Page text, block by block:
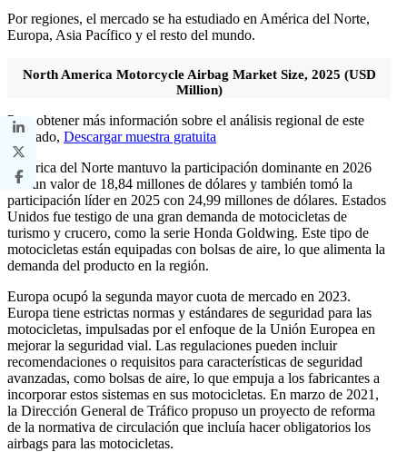
Por regiones, el mercado se ha estudiado en América del Norte,
Europa, Asia Pacífico y el resto del mundo.
North America Motorcycle Airbag Market Size, 2025 (USD
Million)
Para obtener más información sobre el análisis regional de este
mercado, Descargar muestra gratuita
América del Norte mantuvo la participación dominante en 2026
con un valor de 18,84 millones de dólares y también tomó la
participación líder en 2025 con 24,99 millones de dólares. Estados
Unidos fue testigo de una gran demanda de motocicletas de
turismo y crucero, como la serie Honda Goldwing. Este tipo de
motocicletas están equipadas con bolsas de aire, lo que alimenta la
demanda del producto en la región.
Europa ocupó la segunda mayor cuota de mercado en 2023.
Europa tiene estrictas normas y estándares de seguridad para las
motocicletas, impulsadas por el enfoque de la Unión Europea en
mejorar la seguridad vial. Las regulaciones pueden incluir
recomendaciones o requisitos para características de seguridad
avanzadas, como bolsas de aire, lo que empuja a los fabricantes a
incorporar estos sistemas en sus motocicletas. En marzo de 2021,
la Dirección General de Tráfico propuso un proyecto de reforma
de la normativa de circulación que incluía hacer obligatorios los
airbags para las motocicletas.